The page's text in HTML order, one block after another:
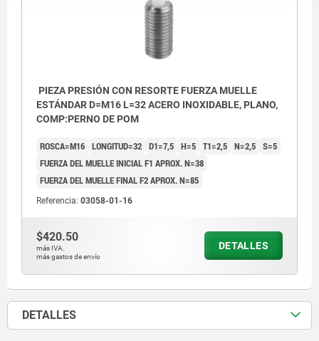
PIEZA PRESIÓN CON RESORTE FUERZA MUELLE
ESTÁNDAR D=M16 L=32 ACERO INOXIDABLE, PLANO,
COMP:PERNO DE POM
ROSCA=M16 LONGITUD=32 D1=7,5 H=5 T1=2,5 N=2,5 S=5
FUERZA DEL MUELLE INICIAL F1 APROX. N=38
FUERZA DEL MUELLE FINAL F2 APROX. N=85
Referencia: 03058-01-16
$420.50
más IVA.
más gastos de envío
DETALLES
DETALLES